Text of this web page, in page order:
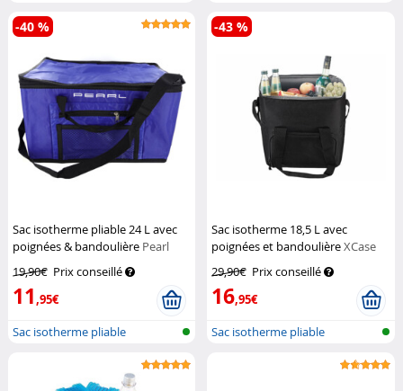
bière
bière
Sac isotherme pliable 24 L avec
poignées & bandoulière Pearl
19,90€ Prix conseillé
11,95€
-40 %
Sac isotherme pliable
Sac isotherme 18,5 L avec
poignées et bandoulièreXCase
29,90€ Prix conseillé
16,95€
-43 %
Sac isotherme pliable